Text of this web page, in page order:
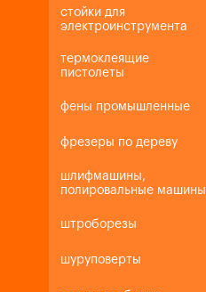
стойки для
электроинструмента
термоклеящие
пистолеты
фены промышленные
фрезеры по дереву
шлифмашины,
полировальные машины
штроборезы
шуруповерты